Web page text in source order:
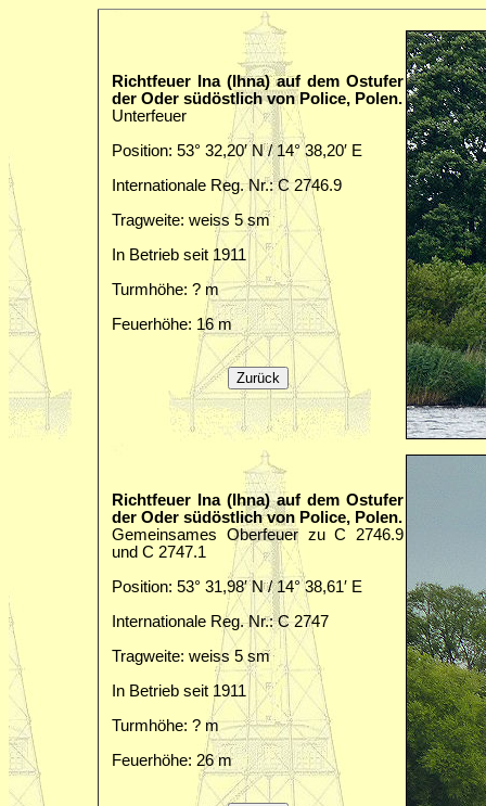
Richtfeuer Ina (Ihna) auf dem Ostufer
der Oder südöstlich von Police, Polen.
Unterfeuer
Position: 53° 32,20′ N / 14° 38,20′ E
Internationale Reg. Nr.: C 2746.9
Tragweite: weiss 5 sm
In Betrieb seit 1911
Turmhöhe: ? m
Feuerhöhe: 16 m
Richtfeuer Ina (Ihna) auf dem Ostufer
der Oder südöstlich von Police, Polen.
Gemeinsames Oberfeuer zu C 2746.9
und C 2747.1
Position: 53° 31,98′ N / 14° 38,61′ E
Internationale Reg. Nr.: C 2747
Tragweite: weiss 5 sm
In Betrieb seit 1911
Turmhöhe: ? m
Feuerhöhe: 26 m